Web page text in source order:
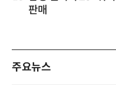
판매
주요뉴스